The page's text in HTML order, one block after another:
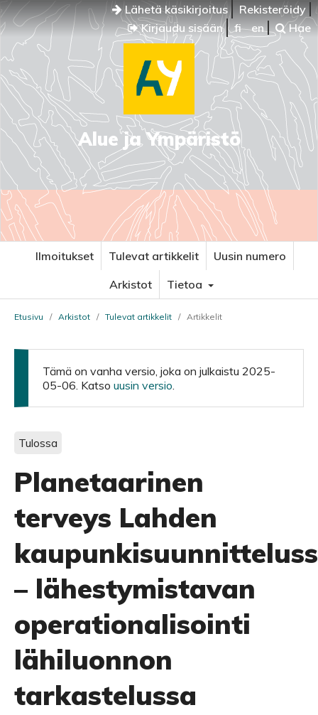
Lähetä käsikirjoitus
Rekisteröidy
Kirjaudu sisään
fi en Hae
Alue ja Ympäristö
Ilmoitukset Tulevat artikkelit
Uusin numero
Arkistot
Tietoa
Etusivu / Arkistot / Tulevat artikkelit / Artikkelit
Tämä on vanha versio, joka on julkaistu 2025-
05-06. Katso uusin versio.
Tulossa
Planetaarinen
terveys Lahden
– lähestymistavan
operationalisointi
lähiluonnon
tarkastelussa